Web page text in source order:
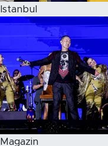
Istanbul
Magazin